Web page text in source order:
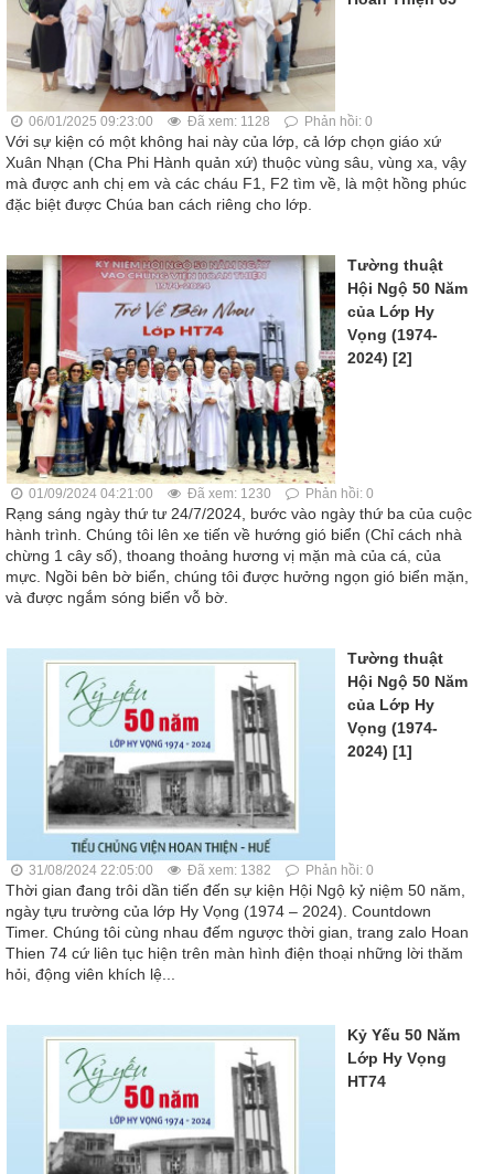
06/01/2025 09:23:00 Đã xem: 1128 Phản hồi: 0
Với sự kiện có một không hai này của lớp, cả lớp chọn giáo xứ
Xuân Nhạn (Cha Phi Hành quản xứ) thuộc vùng sâu, vùng xa, vậy
mà được anh chị em và các cháu F1, F2 tìm về, là một hồng phúc
đặc biệt được Chúa ban cách riêng cho lớp.
Tường thuật
Hội Ngộ 50 Năm
của Lớp Hy
Vọng (1974-
2024) [2]
01/09/2024 04:21:00 Đã xem: 1230 Phản hồi: 0
Rạng sáng ngày thứ tư 24/7/2024, bước vào ngày thứ ba của cuộc
hành trình. Chúng tôi lên xe tiến về hướng gió biển (Chỉ cách nhà
chừng 1 cây số), thoang thoảng hương vị mặn mà của cá, của
mực. Ngồi bên bờ biển, chúng tôi được hưởng ngọn gió biển mặn,
và được ngắm sóng biển vỗ bờ.
Tường thuật
Hội Ngộ 50 Năm
của Lớp Hy
Vọng (1974-
2024) [1]
31/08/2024 22:05:00 Đã xem: 1382 Phản hồi: 0
Thời gian đang trôi dần tiến đến sự kiện Hội Ngộ kỷ niệm 50 năm,
ngày tựu trường của lớp Hy Vọng (1974 – 2024). Countdown
Timer. Chúng tôi cùng nhau đếm ngược thời gian, trang zalo Hoan
Thien 74 cứ liên tục hiện trên màn hình điện thoại những lời thăm
hỏi, động viên khích lệ...
Kỷ Yếu 50 Năm
Lớp Hy Vọng
HT74